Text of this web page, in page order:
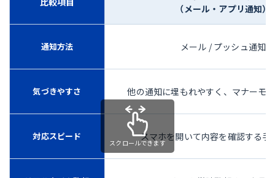
（メール・アプリ通知）
通知方法 メール / プッシュ通知
気づきやすさ 他の通知に埋もれやすく、マナーモ
対応スピード スマホを開いて内容を確認する手